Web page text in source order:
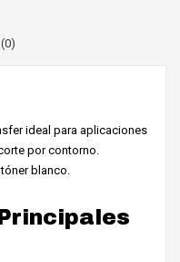
ideal para aplicaciones
por contorno.
blanco.